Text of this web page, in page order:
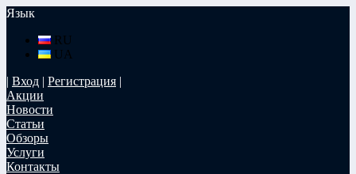
Язык
RU
UA
| Вход | Регистрация |
Акции
Новости
Статьи
Обзоры
Услуги
Контакты